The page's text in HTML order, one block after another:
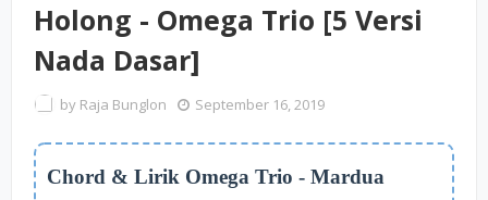
Holong - Omega Trio [5 Versi
Nada Dasar]
by Raja Bunglon September 16, 2019
Chord & Lirik Omega Trio - Mardua